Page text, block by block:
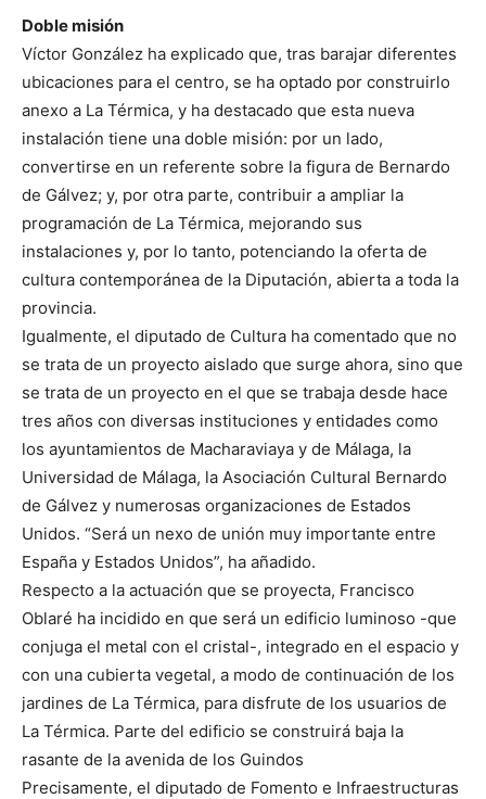
Doble misión
Víctor González ha explicado que, tras barajar diferentes
ubicaciones para el centro, se ha optado por construirlo
anexo a La Térmica, y ha destacado que esta nueva
instalación tiene una doble misión: por un lado,
convertirse en un referente sobre la figura de Bernardo
de Gálvez; y, por otra parte, contribuir a ampliar la
programación de La Térmica, mejorando sus
instalaciones y, por lo tanto, potenciando la oferta de
cultura contemporánea de la Diputación, abierta a toda la
provincia.
Igualmente, el diputado de Cultura ha comentado que no
se trata de un proyecto aislado que surge ahora, sino que
se trata de un proyecto en el que se trabaja desde hace
tres años con diversas instituciones y entidades como
los ayuntamientos de Macharaviaya y de Málaga, la
Universidad de Málaga, la Asociación Cultural Bernardo
de Gálvez y numerosas organizaciones de Estados
Unidos. “Será un nexo de unión muy importante entre
España y Estados Unidos”, ha añadido.
Respecto a la actuación que se proyecta, Francisco
Oblaré ha incidido en que será un edificio luminoso -que
conjuga el metal con el cristal-, integrado en el espacio y
con una cubierta vegetal, a modo de continuación de los
jardines de La Térmica, para disfrute de los usuarios de
La Térmica. Parte del edificio se construirá baja la
rasante de la avenida de los Guindos
Precisamente, el diputado de Fomento e Infraestructuras